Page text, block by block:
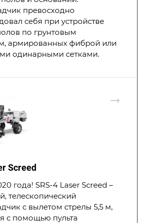
превосходно
себя при устройстве
по грунтовым
армированных фиброй или
одинарными сетками.
Screed
года! SRS-4 Laser Screed –
телескопический
с вылетом стрелы 5,5 м,
с помощью пульта